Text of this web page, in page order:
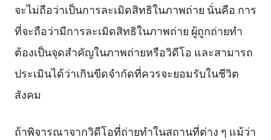
จะไม่ถือว่าเป็นการละเมิดสิทธิในภาพถ่าย นั่นคือ การ
ที่จะถือว่ามีการละเมิดสิทธิในภาพถ่าย ผู้ถูกถ่ายทำ
ต้องเป็นจุดสำคัญในภาพถ่ายหรือวิดีโอ และสามารถ
ประเมินได้ว่าเกินขีดจำกัดที่ควรจะยอมรับในชีวิต
สังคม
ถ้าพิจารณาจากวิดีโอที่ถ่ายทำในสถานที่ต่าง ๆ แม้ว่า